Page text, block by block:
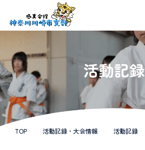
活動記録
TOP 活動記録・大会情報 活動記録